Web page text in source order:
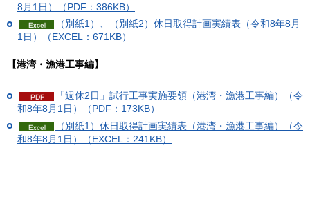
8月1日）（PDF：386KB）
（別紙1）、（別紙2）休日取得計画実績表（令和8年8月
1日）（EXCEL：671KB）
【港湾・漁港工事編】
「週休2日」試行工事実施要領（港湾・漁港工事編）（令
和8年8月1日）（PDF：173KB）
（別紙1）休日取得計画実績表（港湾・漁港工事編）（令
和8年8月1日）（EXCEL：241KB）